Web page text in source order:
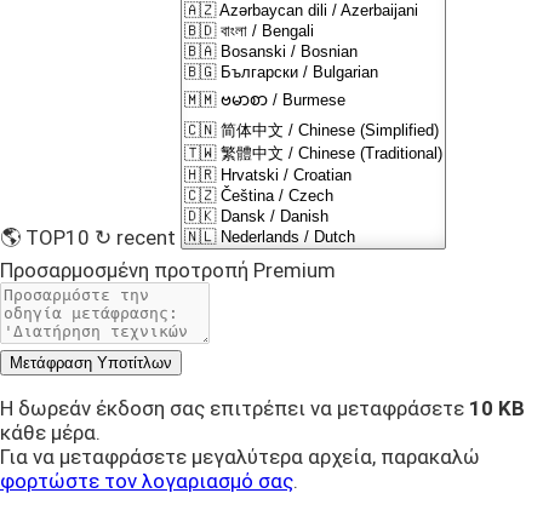
🌎 TOP10 ↻ recent
Προσαρμοσμένη προτροπή Premium
Μετάφραση Υποτίτλων
Η δωρεάν έκδοση σας επιτρέπει να μεταφράσετε 10 KB
κάθε μέρα.
Για να μεταφράσετε μεγαλύτερα αρχεία, παρακαλώ
φορτώστε τον λογαριασμό σας.